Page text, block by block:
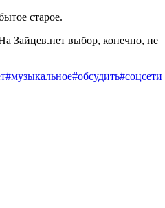
старое.
Зайцев.нет выбор, конечно, не
#музыкальное#обсудить#соцсети